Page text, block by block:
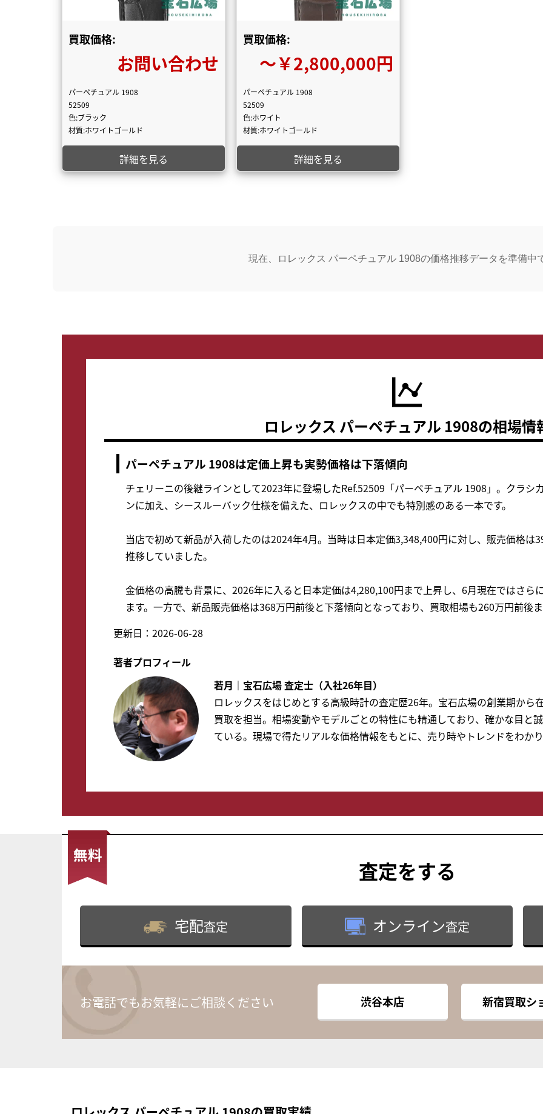
買取価格:
お問い合わせ
パーペチュアル 1908
52509
色:ブラック
材質:ホワイトゴールド
詳細を見る
買取価格:
〜￥2,800,000円
パーペチュアル 1908
52509
色:ホワイト
材質:ホワイトゴールド
詳細を見る
現在、ロレックス パーペチュアル 1908の価格推移データを準備中
ロレックス パーペチュアル 1908の相場情
パーペチュアル 1908は定価上昇も実勢価格は下落傾向
チェリーニの後継ラインとして2023年に登場したRef.52509「パーペチュアル 1908」。クラシ
ンに加え、シースルーバック仕様を備えた、ロレックスの中でも特別感のある一本です。
当店で初めて新品が入荷したのは2024年4月。当時は日本定価3,348,400円に対し、販売価格は
推移していました。
金価格の高騰も背景に、2026年に入ると日本定価は4,280,100円まで上昇し、6月現在ではさら
ます。一方で、新品販売価格は368万円前後と下落傾向となっており、買取相場も260万円前後
更新日：2026-06-28
著者プロフィール
若月｜宝石広場 査定士（入社26年目）
ロレックスをはじめとする高級時計の査定歴26年。宝石広場の創業期から
買取を担当。相場変動やモデルごとの特性にも精通しており、確かな目と
ている。現場で得たリアルな価格情報をもとに、売り時やトレンドをわか
査定をする
宅配査定 オンライン査定
お電話でもお気軽にご相談ください 渋谷本店 新宿買取シ